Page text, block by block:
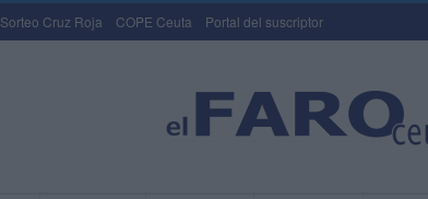
Sorteo Cruz Roja COPE Ceuta Portal del suscriptor